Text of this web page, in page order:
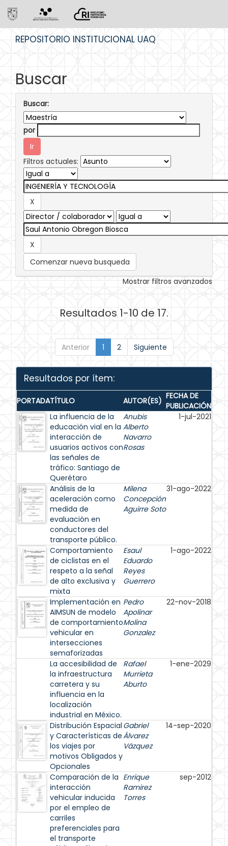
REPOSITORIO INSTITUCIONAL UAQ
Buscar
Buscar:
por
Filtros actuales:
Comenzar nueva busqueda
Mostrar filtros avanzados
Resultados 1-10 de 17.
Anterior 1 2 Siguiente
Resultados por ítem:
PORTADATÍTULO AUTOR(ES) FECHA DE
PUBLICACIÓN
La influencia de la
educación vial en la
interacción de
usuarios activos con
las señales de
tráfico: Santiago de
Querétaro
Anubis
Alberto
Navarro
Rosas
1-jul-2021
Análisis de la
aceleración como
medida de
evaluación en
conductores del
transporte público.
Milena
Concepción
Aguirre Soto
31-ago-2022
Comportamiento
de ciclistas en el
respeto a la señal
de alto exclusiva y
mixta
Esaul
Eduardo
Reyes
Guerrero
1-ago-2022
Implementación en
AIMSUN de modelo
de comportamiento
vehicular en
intersecciones
semaforizadas
Pedro
Apolinar
Molina
Gonzalez
22-nov-2018
La accesibilidad de
la infraestructura
carretera y su
influencia en la
localización
industrial en México.
Rafael
Murrieta
Aburto
1-ene-2029
Distribución Espacial
y Características de
los viajes por
motivos Obligados y
Opcionales
Gabriel
Álvarez
Vázquez
14-sep-2020
Comparación de la
interacción
vehicular inducida
por el empleo de
carriles
preferenciales para
el transporte
Enrique
Ramirez
Torres
sep-2012